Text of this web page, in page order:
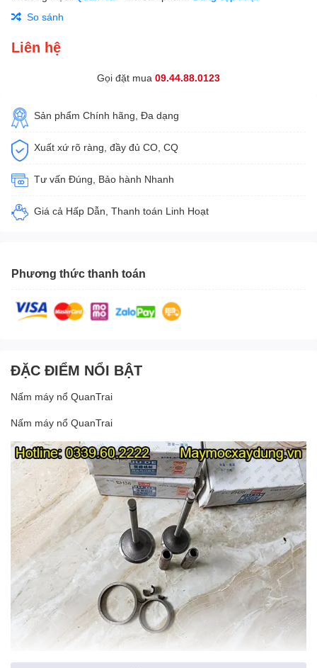
So sánh
Liên hệ
Gọi đặt mua 09.44.88.0123
Sản phẩm Chính hãng, Đa dạng
Xuất xứ rõ ràng, đầy đủ CO, CQ
Tư vấn Đúng, Bảo hành Nhanh
Giá cả Hấp Dẫn, Thanh toán Linh Hoạt
Phương thức thanh toán
ĐẶC ĐIỂM NỔI BẬT
Nấm máy nổ QuanTrai
Nấm máy nổ QuanTrai